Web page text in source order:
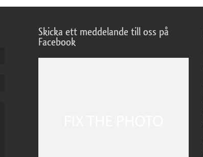
Skicka ett meddelande till oss på
Facebook